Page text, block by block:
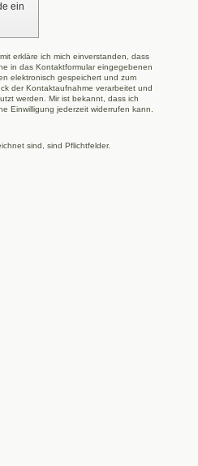
ein
erkläre ich mich einverstanden, dass
in das Kontaktformular eingegebenen
elektronisch gespeichert und zum
der Kontaktaufnahme verarbeitet und
werden. Mir ist bekannt, dass ich
Einwilligung jederzeit widerrufen kann.
sind, sind Pflichtfelder.